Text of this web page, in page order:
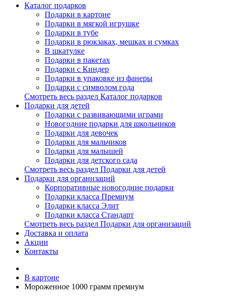
Каталог подарков
Подарки в картоне
Подарки в мягкой игрушке
Подарки в тубе
Подарки в рюкзаках, мешках и сумках
В шкатулке
Подарки в пакетах
Подарки с Киндер
Подарки в упаковке из фанеры
Подарки с символом года
Смотреть весь раздел Каталог подарков
Подарки для детей
Подарки с развивающими играми
Новогодние подарки для школьников
Подарки для девочек
Подарки для мальчиков
Подарки для малышей
Подарки для детского сада
Смотреть весь раздел Подарки для детей
Подарки для организаций
Корпоративные новогодние подарки
Подарки класса Премиум
Подарки класса Элит
Подарки класса Стандарт
Смотреть весь раздел Подарки для организаций
Доставка и оплата
Акции
Контакты
В картоне
Мороженное 1000 грамм премиум